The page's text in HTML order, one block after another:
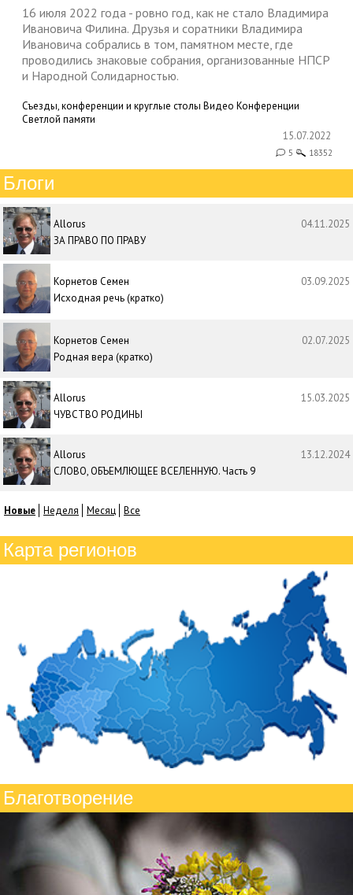
16 июля 2022 года - ровно год, как не стало Владимира
Ивановича Филина. Друзья и соратники Владимира
Ивановича собрались в том, памятном месте, где
проводились знаковые собрания, организованные НПСР
и Народной Солидарностью.
Съезды, конференции и круглые столы Видео Конференции
Светлой памяти
15.07.2022
5 18352
Блоги
Allorus
04.11.2025
ЗА ПРАВО ПО ПРАВУ
Корнетов Семен
03.09.2025
Исходная речь (кратко)
Корнетов Семен
02.07.2025
Родная вера (кратко)
Allorus
15.03.2025
ЧУВСТВО РОДИНЫ
Allorus
13.12.2024
СЛОВО, ОБЪЕМЛЮЩЕЕ ВСЕЛЕННУЮ. Часть 9
Новые Неделя Месяц Все
Карта регионов
Благотворение